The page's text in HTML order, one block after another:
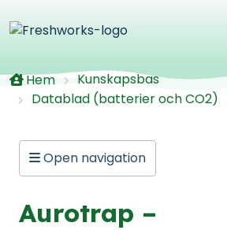
Hem
Kunskapsbas
Datablad (batterier och CO2)
Open navigation
Aurotrap –